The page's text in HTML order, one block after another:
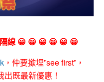
線 😀 😀 😀 😀 😀 😀
，仲要撳埋”see first”，
既最新優惠！